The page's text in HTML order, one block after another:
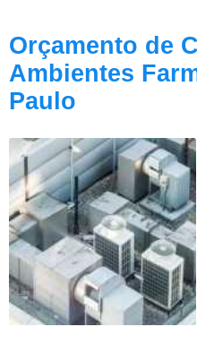
Orçamento de
Ambientes
Paulo